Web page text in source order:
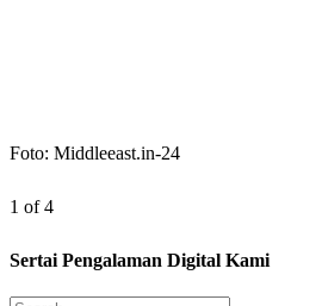
Foto: Middleeast.in-24
1 of 4
Sertai Pengalaman Digital Kami